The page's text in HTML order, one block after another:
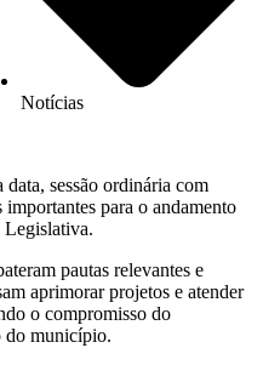
Notícias
sessão ordinária com
importantes para o andamento
Legislativa.
pautas relevantes e
aprimorar projetos e atender
o compromisso do
do município.